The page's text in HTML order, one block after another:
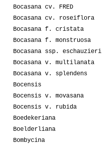
Bocasana cv. FRED
Bocasana cv. roseiflora
Bocasana f. cristata
Bocasana f. monstruosa
Bocasana ssp. eschauzieri
Bocasana v. multilanata
Bocasana v. splendens
Bocensis
Bocensis v. movasana
Bocensis v. rubida
Boedekeriana
Boelderliana
Bombycina